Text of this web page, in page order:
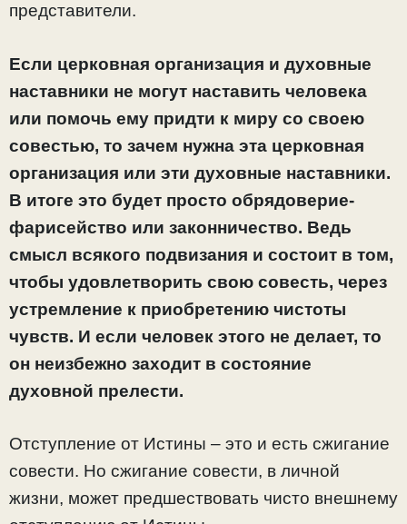
представители.
Если церковная организация и духовные
наставники не могут наставить человека
или помочь ему придти к миру со своею
совестью, то зачем нужна эта церковная
организация или эти духовные наставники.
В итоге это будет просто обрядоверие-
фарисейство или законничество. Ведь
смысл всякого подвизания и состоит в том,
чтобы удовлетворить свою совесть, через
устремление к приобретению чистоты
чувств. И если человек этого не делает, то
он неизбежно заходит в состояние
духовной прелести.
Отступление от Истины – это и есть сжигание
совести. Но сжигание совести, в личной
жизни, может предшествовать чисто внешнему